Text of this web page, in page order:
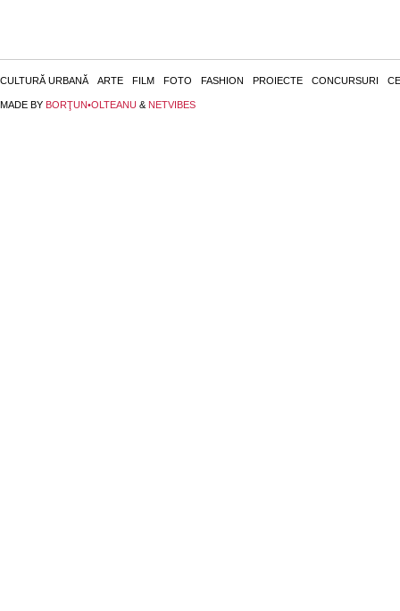
CULTURĂ URBANĂ ARTE FILM FOTO FASHION PROIECTE CONCURSURI
MADE BY BORŢUN•OLTEANU & NETVIBES